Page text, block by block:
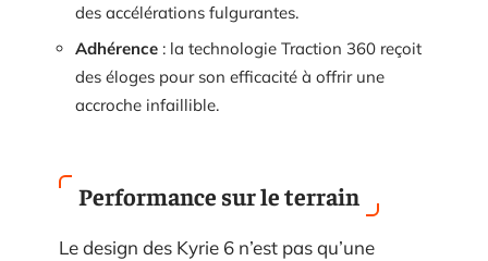
des accélérations fulgurantes.
Adhérence : la technologie Traction 360 reçoit
des éloges pour son efficacité à offrir une
accroche infaillible.
Performance sur le terrain
Le design des Kyrie 6 n’est pas qu’une